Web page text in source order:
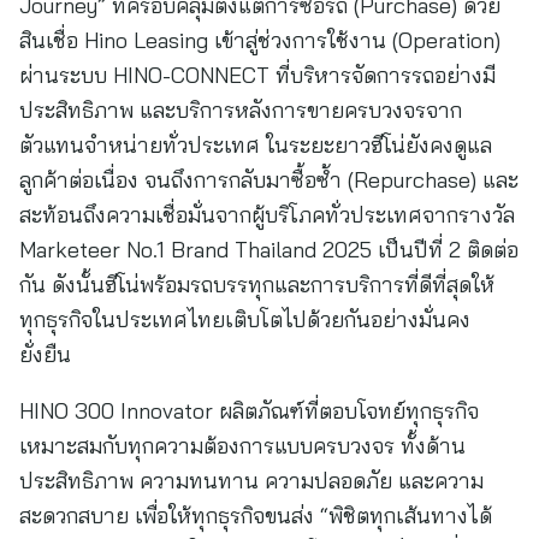
สินเชื่อ Hino Leasing เข้าสู่ช่วงการใช้งาน (Operation)
ผ่านระบบ HINO-CONNECT ที่บริหารจัดการรถอย่างมี
ประสิทธิภาพ และบริการหลังการขายครบวงจรจาก
ตัวแทนจำหน่ายทั่วประเทศ ในระยะยาวฮีโน่ยังคงดูแล
ลูกค้าต่อเนื่อง จนถึงการกลับมาซื้อซ้ำ (Repurchase) และ
สะท้อนถึงความเชื่อมั่นจากผู้บริโภคทั่วประเทศจากรางวัล
Marketeer No.1 Brand Thailand 2025 เป็นปีที่ 2 ติดต่อ
กัน ดังนั้นฮีโน่พร้อมรถบรรทุกและการบริการที่ดีที่สุดให้
ทุกธุรกิจในประเทศไทยเติบโตไปด้วยกันอย่างมั่นคง
ยั่งยืน
HINO 300 Innovator ผลิตภัณฑ์ที่ตอบโจทย์ทุกธุรกิจ
เหมาะสมกับทุกความต้องการแบบครบวงจร ทั้งด้าน
ประสิทธิภาพ ความทนทาน ความปลอดภัย และความ
สะดวกสบาย เพื่อให้ทุกธุรกิจขนส่ง “พิชิตทุกเส้นทางได้